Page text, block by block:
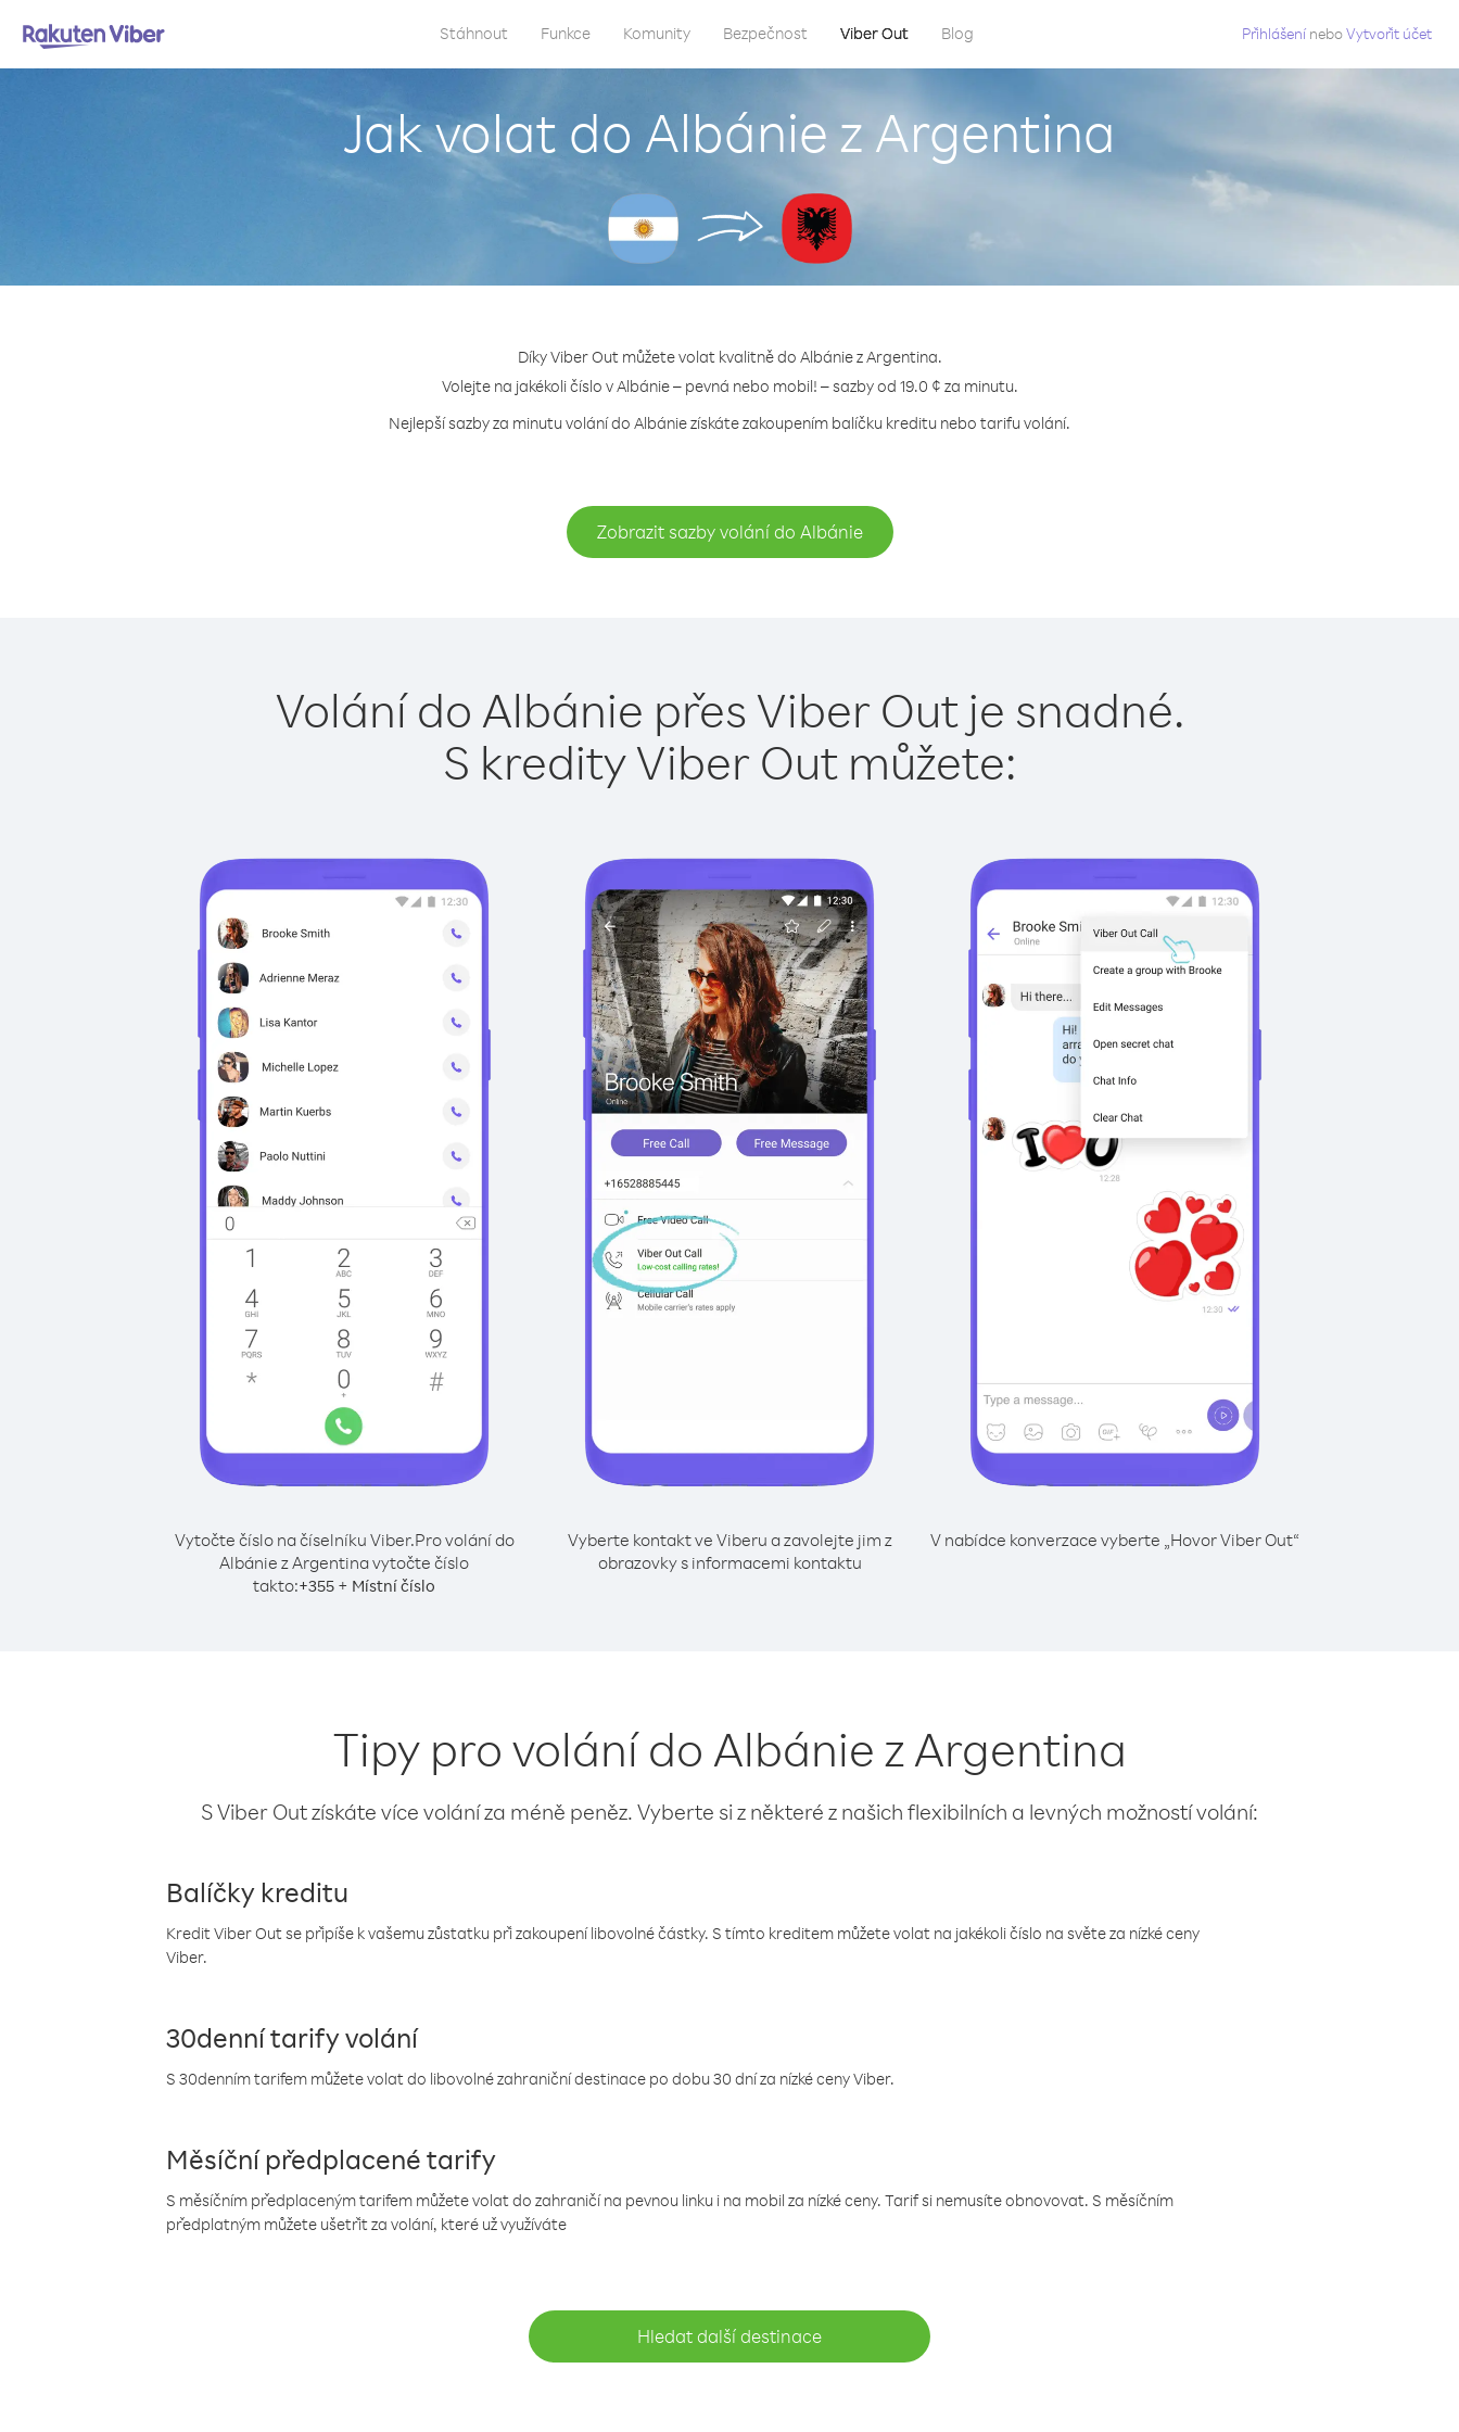
Stáhnout Funkce Komunity Bezpečnost Viber Out Blog Přihlášení neboVytvořit účet
Jak volat do Albánie z Argentina
Díky Viber Out můžete volat kvalitně do Albánie z Argentina.
Volejte na jakékoli číslo v Albánie – pevná nebo mobil! – sazby od 19.0 ¢ za minutu.
Nejlepší sazby za minutu volání do Albánie získáte zakoupením balíčku kreditu nebo tarifu volání.
Zobrazit sazby volání do Albánie
Volání do Albánie přes Viber Out je snadné.
S kredity Viber Out můžete:
Vytočte číslo na číselníku Viber.Pro volání do
Albánie z Argentina vytočte číslo
takto:+355 + Místní číslo
Vyberte kontakt ve Viberu a zavolejte jim z
obrazovky s informacemi kontaktu
V nabídce konverzace vyberte „Hovor Viber Out“
Tipy pro volání do Albánie z Argentina
S Viber Out získáte více volání za méně peněz. Vyberte si z některé z našich flexibilních a levných možností volání:
Balíčky kreditu
Kredit Viber Out se připíše k vašemu zůstatku při zakoupení libovolné částky. S tímto kreditem můžete volat na jakékoli číslo na světe za nízké ceny
Viber.
30denní tarify volání
S 30denním tarifem můžete volat do libovolné zahraniční destinace po dobu 30 dní za nízké ceny Viber.
Měsíční předplacené tarify
S měsíčním předplaceným tarifem můžete volat do zahraničí na pevnou linku i na mobil za nízké ceny. Tarif si nemusíte obnovovat. S měsíčním
předplatným můžete ušetřit za volání, které už využíváte
Hledat další destinace